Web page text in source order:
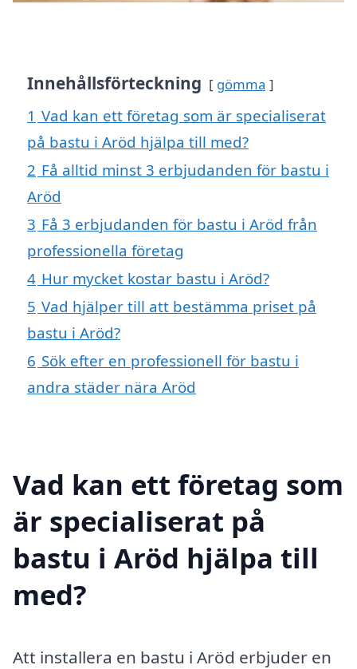
Innehållsförteckning gömma
1 Vad kan ett företag som är specialiserat
på bastu i Aröd hjälpa till med?
2 Få alltid minst 3 erbjudanden för bastu i
Aröd
3 Få 3 erbjudanden för bastu i Aröd från
professionella företag
4 Hur mycket kostar bastu i Aröd?
5 Vad hjälper till att bestämma priset på
bastu i Aröd?
6 Sök efter en professionell för bastu i
andra städer nära Aröd
Vad kan ett företag som
är specialiserat på
bastu i Aröd hjälpa till
med?
Att installera en bastu i Aröd erbjuder en